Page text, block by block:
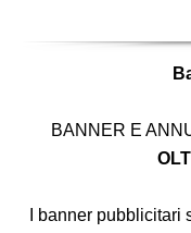
BANNER E
I banner